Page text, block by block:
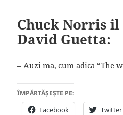
Chuck Norris il
David Guetta:
– Auzi ma, cum adica “The
ÎMPĂRTĂȘEȘTE PE:
Facebook Twitter